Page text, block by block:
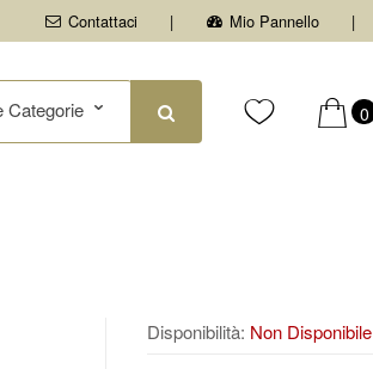
Contattaci Mio Pannello
0
Disponibilità: Non Disponibile